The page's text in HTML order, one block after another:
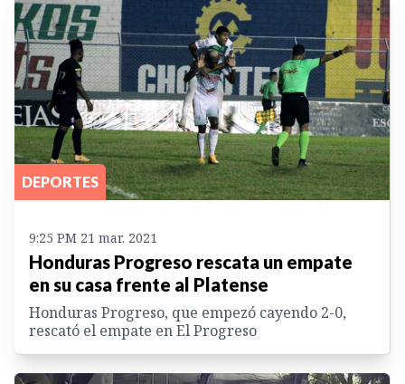
DEPORTES
9:25 PM 21 mar. 2021
Honduras Progreso rescata un empate
en su casa frente al Platense
Honduras Progreso, que empezó cayendo 2-0,
rescató el empate en El Progreso